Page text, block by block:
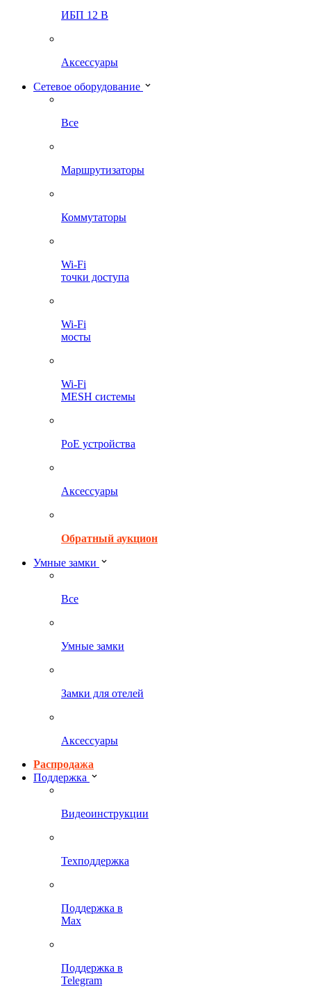
ИБП 12 В
Аксессуары
Сетевое оборудование
Все
Маршрутизаторы
Коммутаторы
Wi-Fi
точки доступа
Wi-Fi
мосты
Wi-Fi
MESH системы
PoE устройства
Аксессуары
Обратный аукцион
Умные замки
Все
Умные замки
Замки для отелей
Аксессуары
Распродажа
Поддержка
Видеоинструкции
Техподдержка
Поддержка в
Max
Поддержка в
Telegram